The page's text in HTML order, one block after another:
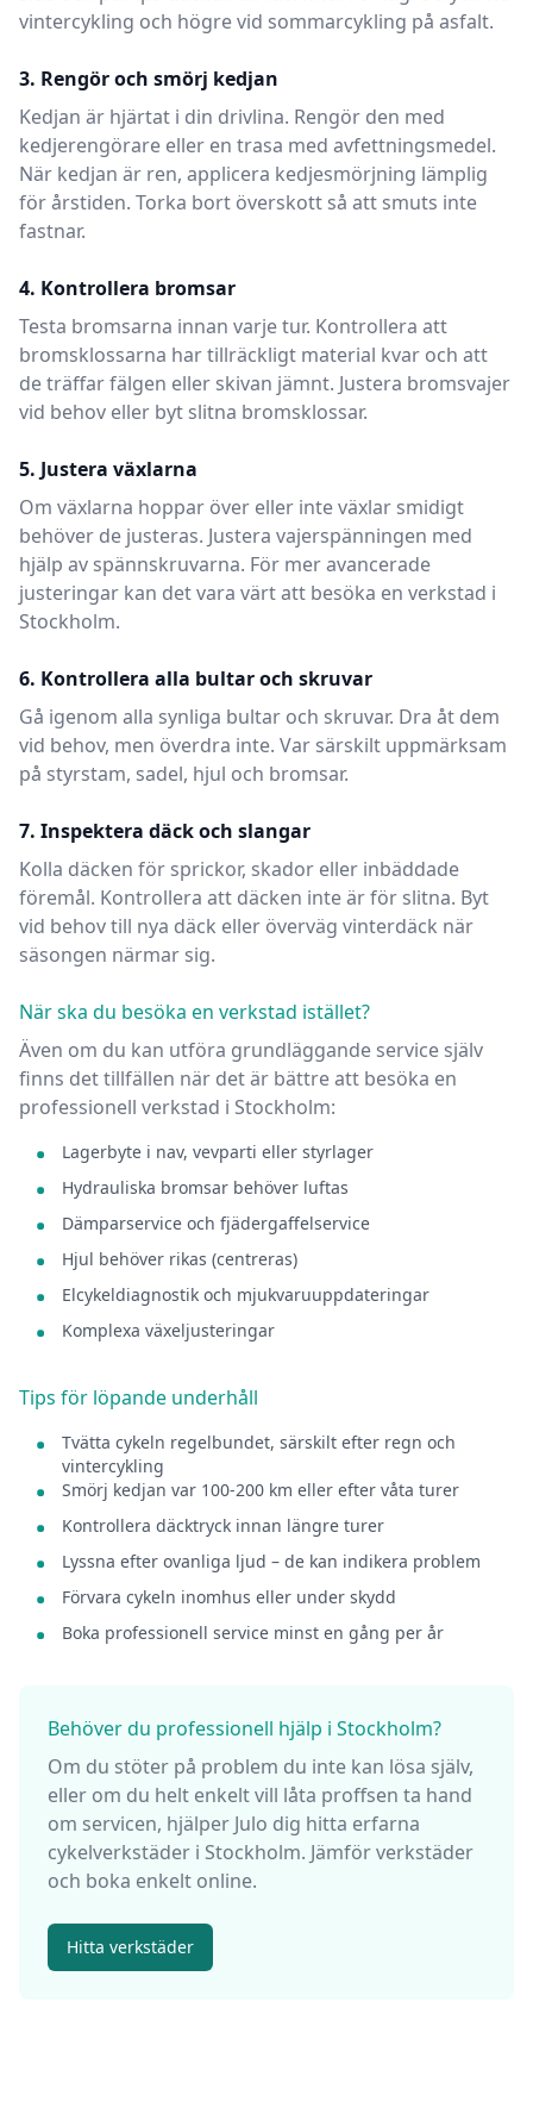
vintercykling och högre vid sommarcykling på asfalt.
3. Rengör och smörj kedjan
Kedjan är hjärtat i din drivlina. Rengör den med
kedjerengörare eller en trasa med avfettningsmedel.
När kedjan är ren, applicera kedjesmörjning lämplig
för årstiden. Torka bort överskott så att smuts inte
fastnar.
4. Kontrollera bromsar
Testa bromsarna innan varje tur. Kontrollera att
bromsklossarna har tillräckligt material kvar och att
de träffar fälgen eller skivan jämnt. Justera bromsvajer
vid behov eller byt slitna bromsklossar.
5. Justera växlarna
Om växlarna hoppar över eller inte växlar smidigt
behöver de justeras. Justera vajerspänningen med
hjälp av spännskruvarna. För mer avancerade
justeringar kan det vara värt att besöka en verkstad i
Stockholm.
6. Kontrollera alla bultar och skruvar
Gå igenom alla synliga bultar och skruvar. Dra åt dem
vid behov, men överdra inte. Var särskilt uppmärksam
på styrstam, sadel, hjul och bromsar.
7. Inspektera däck och slangar
Kolla däcken för sprickor, skador eller inbäddade
föremål. Kontrollera att däcken inte är för slitna. Byt
vid behov till nya däck eller överväg vinterdäck när
säsongen närmar sig.
När ska du besöka en verkstad istället?
Även om du kan utföra grundläggande service själv
finns det tillfällen när det är bättre att besöka en
professionell verkstad i Stockholm:
Lagerbyte i nav, vevparti eller styrlager
Hydrauliska bromsar behöver luftas
Dämparservice och fjädergaffelservice
Hjul behöver rikas (centreras)
Elcykeldiagnostik och mjukvaruuppdateringar
Komplexa växeljusteringar
Tips för löpande underhåll
Tvätta cykeln regelbundet, särskilt efter regn och
vintercykling
Smörj kedjan var 100-200 km eller efter våta turer
Kontrollera däcktryck innan längre turer
Lyssna efter ovanliga ljud – de kan indikera problem
Förvara cykeln inomhus eller under skydd
Boka professionell service minst en gång per år
Behöver du professionell hjälp i Stockholm?
Om du stöter på problem du inte kan lösa själv,
eller om du helt enkelt vill låta proffsen ta hand
om servicen, hjälper Julo dig hitta erfarna
cykelverkstäder i Stockholm. Jämför verkstäder
och boka enkelt online.
Hitta verkstäder